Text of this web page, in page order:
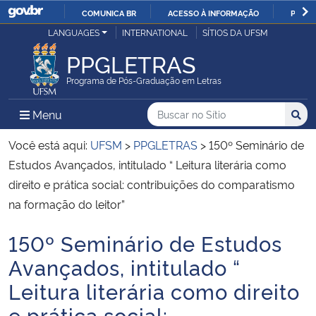
IR
O
COMUNICA BR ACESSO À INFORMAÇÃO
Ministério da Justiça e Segurança Pública
Ministério da Defesa
Ministério das Relações Exteriores
Ministério da Economia
Ministério da Agricultura, Pecuária e Abastecimento
Ministério da Educação
LANGUAGES INTERNATIONAL SÍTIOS DA UFSM
PPGLETRAS
Programa de Pós-Graduação em Letras
Menu Menu Principal do Sítio
Busca
Buscar no no Sítio
Busca:
Você está aqui: UFSM > PPGLETRAS >150º Seminário de
Estudos Avançados, intitulado “ Leitura literária como
direito e prática social: contribuições do comparatismo
na formação do leitor”
Início do conteúdo
150º Seminário de Estudos
Avançados, intitulado “
Leitura literária como direito